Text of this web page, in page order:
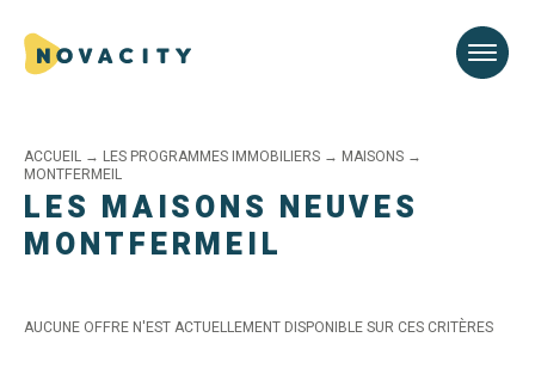
ACCUEIL → LES PROGRAMMES IMMOBILIERS → MAISONS →
MONTFERMEIL
LES MAISONS NEUVES
MONTFERMEIL
AUCUNE OFFRE N'EST ACTUELLEMENT DISPONIBLE SUR CES CRITÈRES